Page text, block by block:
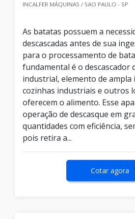
INCALFER MÁQUINAS / SAO PAULO - SP
As batatas possuem a
descascadas antes de sua
para o processamento de
fundamental é o descascador
industrial, elemento de
cozinhas industriais e outros
oferecem o alimento. Esse
operação de descasque em
quantidades com eficiência,
pois retira a...
Cotar agora